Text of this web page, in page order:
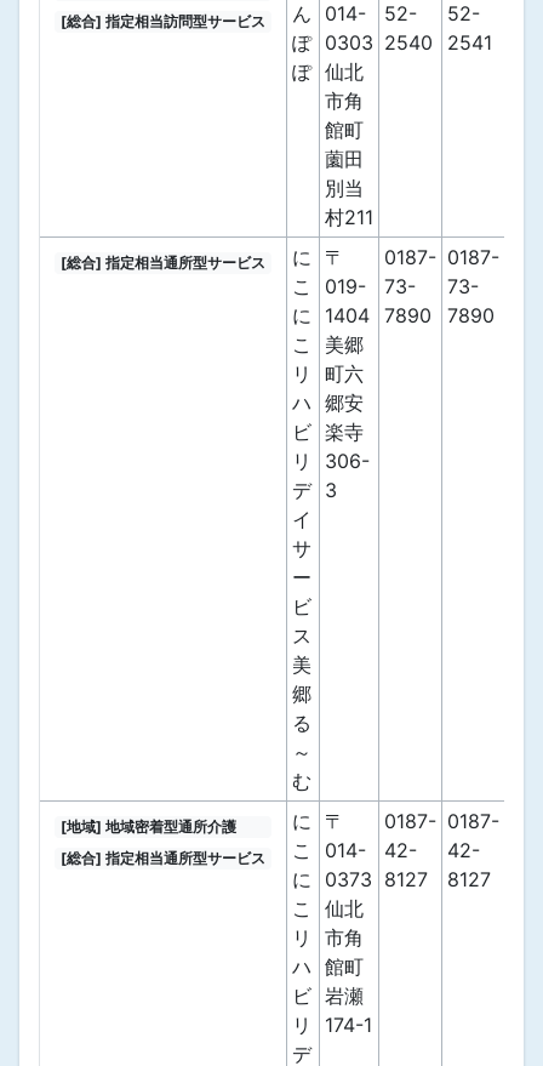
[総合] 指定相当訪問型サービス
ん
ぽ
ぽ
014-
0303
仙北
市角
館町
薗田
別当
村211
52-
2540
52-
2541
[総合] 指定相当通所型サービス
に
こ
に
こ
リ
ハ
ビ
リ
デ
イ
サ
ー
ビ
ス
美
郷
る
～
む
〒
019-
1404
美郷
町六
郷安
楽寺
306-
3
0187-
73-
7890
0187-
73-
7890
[地域] 地域密着型通所介護
[総合] 指定相当通所型サービス
に
こ
に
こ
リ
ハ
ビ
リ
デ
〒
014-
0373
仙北
市角
館町
岩瀬
174-1
0187-
42-
8127
0187-
42-
8127